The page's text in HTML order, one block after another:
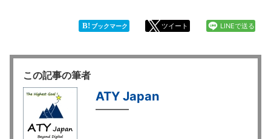
B! ブックマーク ツイート LINEで送る
この記事の筆者
ATY Japan